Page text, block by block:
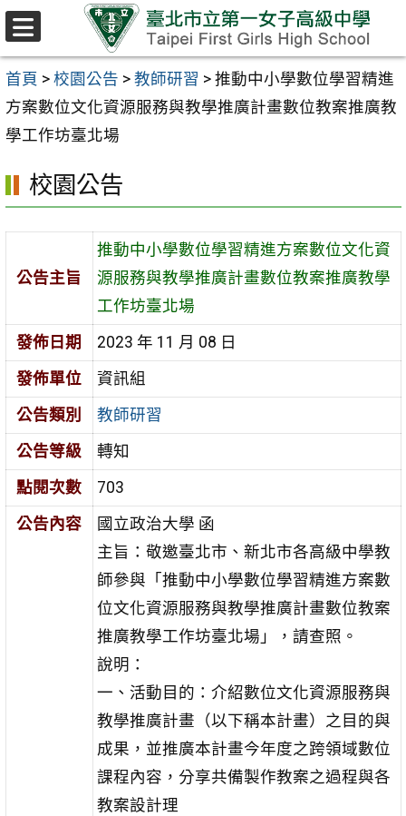
跳至主要內容區
首頁 > 校園公告 > 教師研習 > 推動中小學數位學習精進
方案數位文化資源服務與教學推廣計畫數位教案推廣教
學工作坊臺北場
校園公告
公告主旨
推動中小學數位學習精進方案數位文化資
源服務與教學推廣計畫數位教案推廣教學
工作坊臺北場
發佈日期
2023 年 11 月 08 日
發佈單位
資訊組
公告類別
教師研習
公告等級
轉知
點閱次數
703
公告內容
國立政治大學 函
主旨：敬邀臺北市、新北市各高級中學教
師參與「推動中小學數位學習精進方案數
位文化資源服務與教學推廣計畫數位教案
推廣教學工作坊臺北場」，請查照。
說明：
一、活動目的：介紹數位文化資源服務與
教學推廣計畫（以下稱本計畫）之目的與
成果，並推廣本計畫今年度之跨領域數位
課程內容，分享共備製作教案之過程與各
教案設計理
選
單